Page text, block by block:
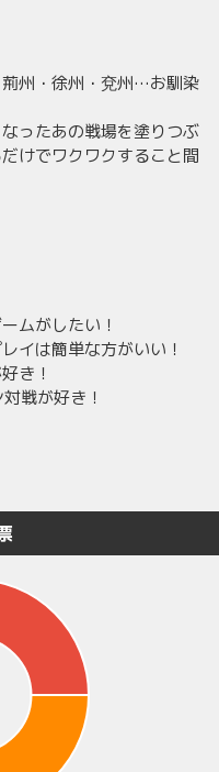
州・徐州・兗州…お馴染
ったあの戦場を塗りつぶ
けでワクワクすること間
ムがしたい！
イは簡単な方がいい！
き！
戦が好き！